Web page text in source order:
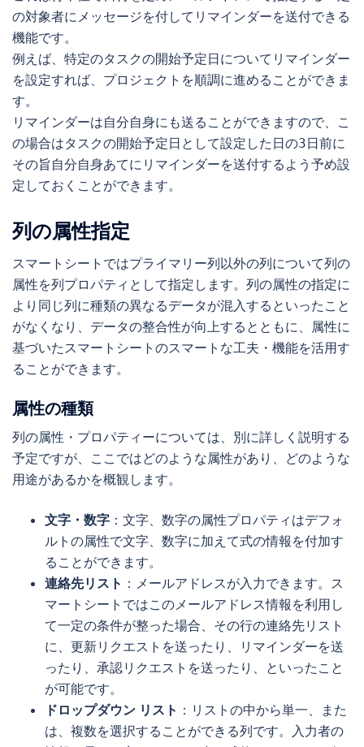
の対象者にメッセージを付してリマインダーを送付できる
機能です。
例えば、特定のタスクの開始予定日についてリマインダー
を設定すれば、プロジェクトを順調に進めることができま
す。
リマインダーは自分自身にも送ることができますので、こ
の場合はタスクの開始予定日として設定した日の3日前に
その旨自分自身あてにリマインダーを送付するよう予め設
列の属性指定
スマートシートではプライマリー列以外の列について列の
属性を列プロパティとして指定します。列の属性の指定に
より同じ列に種類の異なるデータが混入するといったこと
がなくなり、データの整合性が向上するとともに、属性に
基づいたスマートシートのスマートな工夫・機能を活用す
ることができます。
属性の種類
列の属性・プロパティーについては、別に詳しく説明する
予定ですが、ここではどのような属性があり、どのような
用途があるかを概観します。
文字・数字 ：文字、数字の属性プロパティはデフォ
ルトの属性で文字、数字に加えて式の情報を付加す
ることができます。
連絡先リスト ：メールアドレスが入力できます。ス
マートシートではこのメールアドレス情報を利用し
て一定の条件が整った場合、その行の連絡先リスト
に、更新リクエストを送ったり、リマインダーを送
ったり、承認リクエストを送ったり、といったこと
が可能です。
ドロップダウン リスト ：リストの中から単一、また
は、複数を選択することができる列です。入力者の